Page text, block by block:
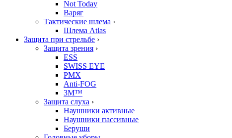
Not Today
Варяг
Тактические шлема ›
Шлема Atlas
Защита при стрельбе ›
Защита зрения ›
ESS
SWISS EYE
PMX
Anti-FOG
3M™
Защита слуха ›
Наушники активные
Наушники пассивные
Беруши